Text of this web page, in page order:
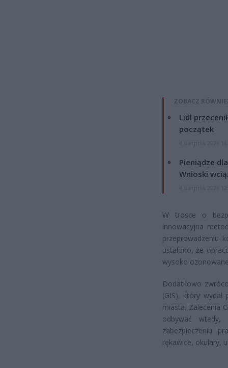
ZOBACZ
Lidl
początek
Pieniądze
Wnioski
W trosce o
innowacyjna
przeprowadzeniu
ustalono, że
wysoko
Dodatkowo
(GIS), który
miasta. Zalecenia
odbywać
zabezpieczeniu
rękawice, okulary,